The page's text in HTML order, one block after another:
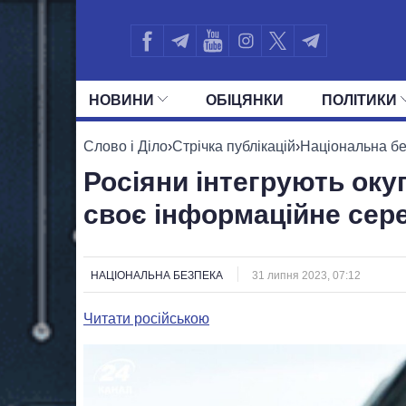
НОВИНИ ОБIЦЯНКИ ПОЛIТИКИ
УСІ ПОЛІТИКИ ПРЕЗИДЕНТ І
Слово і Діло›Стрічка публікацій›Національна
Росіяни інтегрують
своє інформаційне
НАЦІОНАЛЬНА БЕЗПЕКА 31 липня 2023, 07:12
Читати російською